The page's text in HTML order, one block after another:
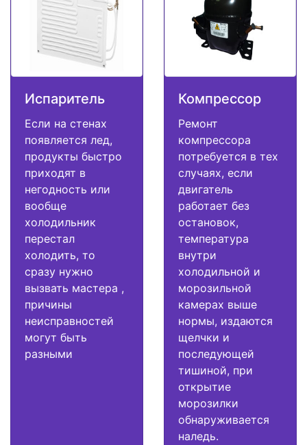
Испаритель
Если на стенах
появляется лед,
продукты быстро
приходят в
негодность или
вообще
холодильник
перестал
холодить, то
сразу нужно
вызвать мастера ,
причины
неисправностей
могут быть
разными
Компрессор
Ремонт
компрессора
потребуется в тех
случаях, если
двигатель
работает без
остановок,
температура
внутри
холодильной и
морозильной
камерах выше
нормы, издаются
щелчки и
последующей
тишиной, при
открытие
морозилки
обнаруживается
наледь.